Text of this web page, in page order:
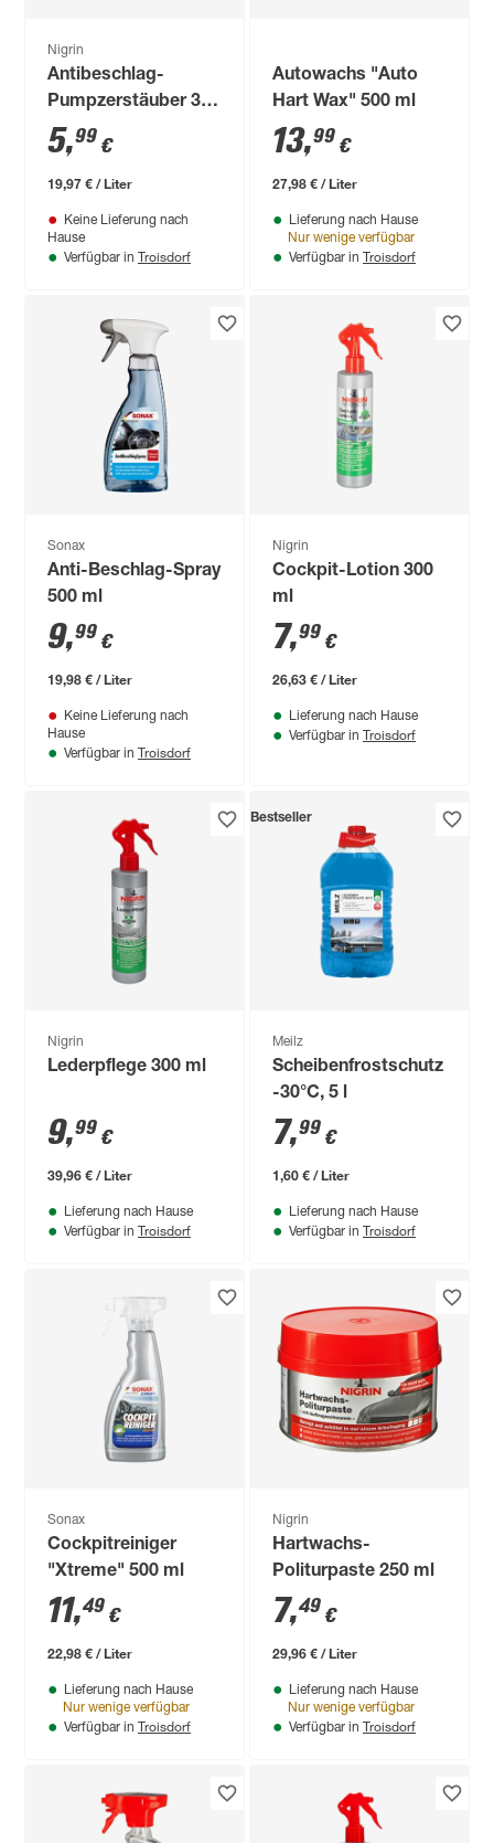
Nigrin
Antibeschlag-
Pumpzerstäuber 300
ml
5,99 €
19,97 € / Liter
Keine Lieferung nach
Hause
Verfügbar in Troisdorf
Autowachs "Auto
Hart Wax" 500 ml
13,99 €
27,98 € / Liter
Lieferung nach Hause
Nur wenige verfügbar
Verfügbar in Troisdorf
Sonax
Anti-Beschlag-Spray
500 ml
9,99 €
19,98 € / Liter
Keine Lieferung nach
Hause
Verfügbar in Troisdorf
Nigrin
Cockpit-Lotion 300
ml
7,99 €
26,63 € / Liter
Lieferung nach Hause
Verfügbar in Troisdorf
Nigrin
Lederpflege 300 ml
9,99 €
39,96 € / Liter
Lieferung nach Hause
Verfügbar in Troisdorf
Bestseller
Meilz
Scheibenfrostschutz
-30°C, 5 l
7,99 €
1,60 € / Liter
Lieferung nach Hause
Verfügbar in Troisdorf
Sonax
Cockpitreiniger
"Xtreme" 500 ml
11,49 €
22,98 € / Liter
Lieferung nach Hause
Nur wenige verfügbar
Verfügbar in Troisdorf
Nigrin
Hartwachs-
Politurpaste 250 ml
7,49 €
29,96 € / Liter
Lieferung nach Hause
Nur wenige verfügbar
Verfügbar in Troisdorf